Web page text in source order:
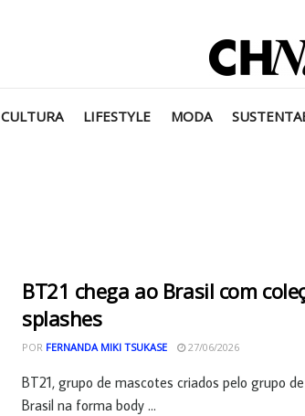
CULTURA LIFESTYLE MODA
BT21 chega ao Brasil com
splashes
POR FERNANDA MIKI TSUKASE 27/06/2026
BT21, grupo de mascotes criados pelo grupo
Brasil na forma body ...